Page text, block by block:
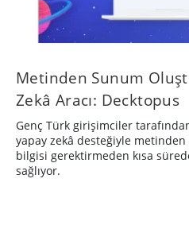
Metinden Sunum
Zekâ Aracı: Decktopus
Genç Türk girişimciler
yapay zekâ desteğiyle
bilgisi gerektirmeden kısa
sağlıyor.